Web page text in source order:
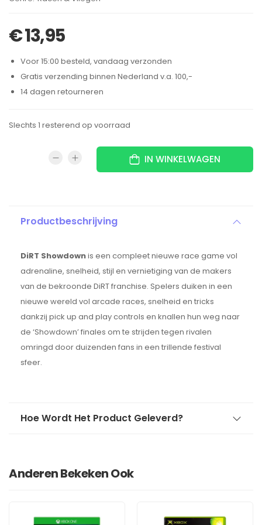
€13,95
Voor 15:00 besteld, vandaag verzonden
Gratis verzending binnen Nederland v.a. 100,-
14 dagen retourneren
Slechts 1 resterend op voorraad
IN WINKELWAGEN
Productbeschrijving
DiRT Showdownis een compleet nieuwe race game vol
adrenaline, snelheid, stijl en vernietiging van de makers
van de bekroonde DiRT franchise. Spelers duiken in een
nieuwe wereld vol arcade races, snelheid en tricks
dankzij pick up and play controls en knallen hun weg naar
de ‘Showdown’ finales om te strijden tegen rivalen
omringd door duizenden fans in een trillende festival
sfeer.
Hoe Wordt Het Product Geleverd?
Anderen Bekeken Ook